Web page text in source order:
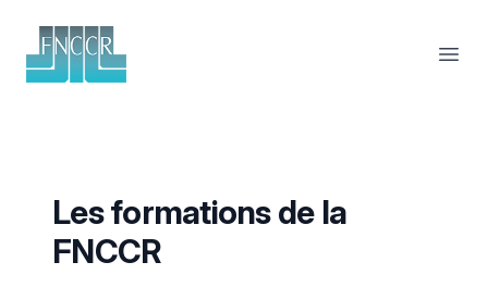
FNCCR
Les formations de la
FNCCR